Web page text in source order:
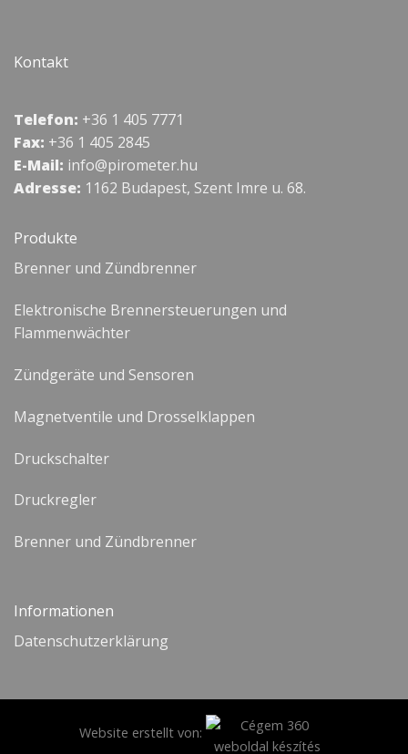
Kontakt
Telefon: +36 1 405 7771
Fax: +36 1 405 2845
E-Mail: info@pirometer.hu
Adresse: 1162 Budapest, Szent Imre u. 68.
Produkte
Brenner und Zündbrenner
Elektronische Brennersteuerungen und
Flammenwächter
Zündgeräte und Sensoren
Magnetventile und Drosselklappen
Druckschalter
Druckregler
Brenner und Zündbrenner
Informationen
Datenschutzerklärung
Website erstellt von: